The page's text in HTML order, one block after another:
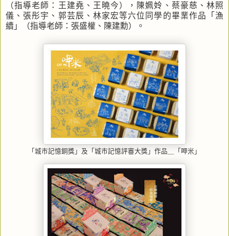
（指導老師：王建堯、王曉今），陳姵姈、蔡豪慈、林照
儀、張彤宇、郭芸辰、林家宏等六位同學的畢業作品「漁
續」（指導老師：張盛權、陳建勳）。
「城市記憶銅獎」及「城市記憶評審大獎」作品＿「呷米」